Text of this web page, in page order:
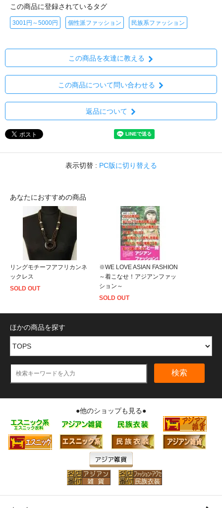
この商品に登録されているタグ
3001円～5000円 個性派ファッション 民族系ファッション
この商品を友達に教える
この商品について問い合わせる
返品について
表示切替 : PC版に切り替える
あなたにおすすめの商品
リングモチーフアフリカンネ
ックレス
SOLD OUT
※WE LOVE ASIAN FASHION
～着こなせ！アジアンファッ
ション～
SOLD OUT
ほかの商品を探す
検索
●他のショップも見る●